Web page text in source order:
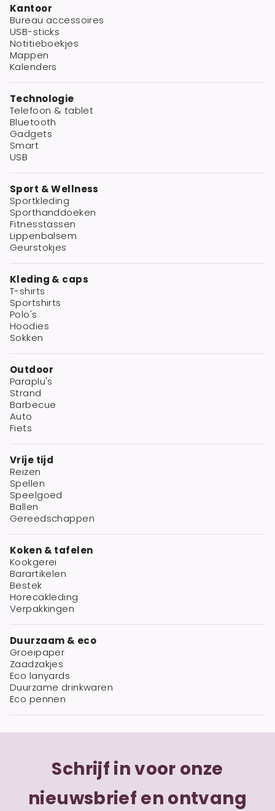
Kantoor
Bureau accessoires
USB-sticks
Notitieboekjes
Mappen
Kalenders
Technologie
Telefoon & tablet
Bluetooth
Gadgets
Smart
USB
Sport & Wellness
Sportkleding
Sporthanddoeken
Fitnesstassen
Lippenbalsem
Geurstokjes
Kleding & caps
T-shirts
Sportshirts
Polo's
Hoodies
Sokken
Outdoor
Paraplu's
Strand
Barbecue
Auto
Fiets
Vrije tijd
Reizen
Spellen
Speelgoed
Ballen
Gereedschappen
Koken & tafelen
Kookgerei
Barartikelen
Bestek
Horecakleding
Verpakkingen
Duurzaam & eco
Groeipaper
Zaadzakjes
Eco lanyards
Duurzame drinkwaren
Eco pennen
Schrijf in voor onze
nieuwsbrief en ontvang